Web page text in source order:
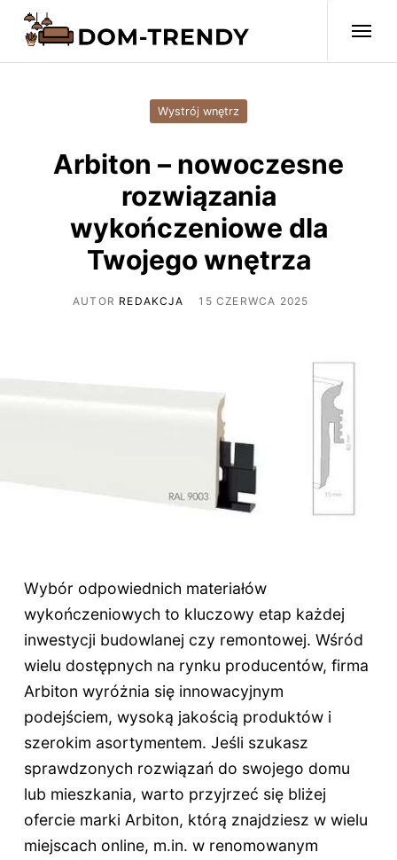
Wystrój wnętrz
Arbiton – nowoczesne
rozwiązania
wykończeniowe dla
Twojego wnętrza
AUTOR REDAKCJA 15 CZERWCA 2025
Wybór odpowiednich materiałów
wykończeniowych to kluczowy etap każdej
inwestycji budowlanej czy remontowej. Wśród
wielu dostępnych na rynku producentów, firma
Arbiton wyróżnia się innowacyjnym
podejściem, wysoką jakością produktów i
szerokim asortymentem. Jeśli szukasz
sprawdzonych rozwiązań do swojego domu
lub mieszkania, warto przyjrzeć się bliżej
ofercie marki Arbiton, którą znajdziesz w wielu
miejscach online, m.in. w renomowanym